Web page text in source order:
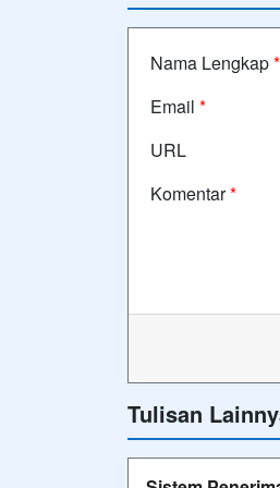
Nama Lengkap*
Email *
URL
Komentar*
Tulisan